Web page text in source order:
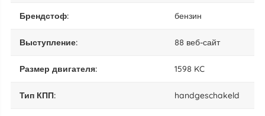
брендстоф: бензин
выступление: 88 веб-сайт
размер двигателя: 1598 KC
тип КПП: handgeschakeld